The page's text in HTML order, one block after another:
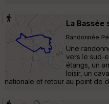
La Bassée
Randonnée
Une
vers le sud-
étangs, un
loisir, un
nationale et retour au point de